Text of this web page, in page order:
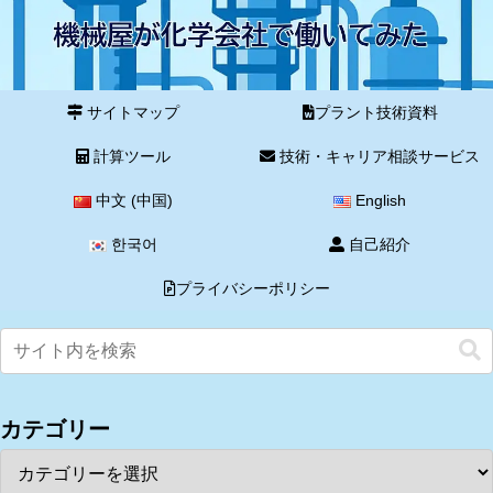
サイトマップ プラント技術資料
計算ツール 技術・キャリア相談サービス
中文 (中国) English
한국어 自己紹介
プライバシーポリシー
カテゴリー